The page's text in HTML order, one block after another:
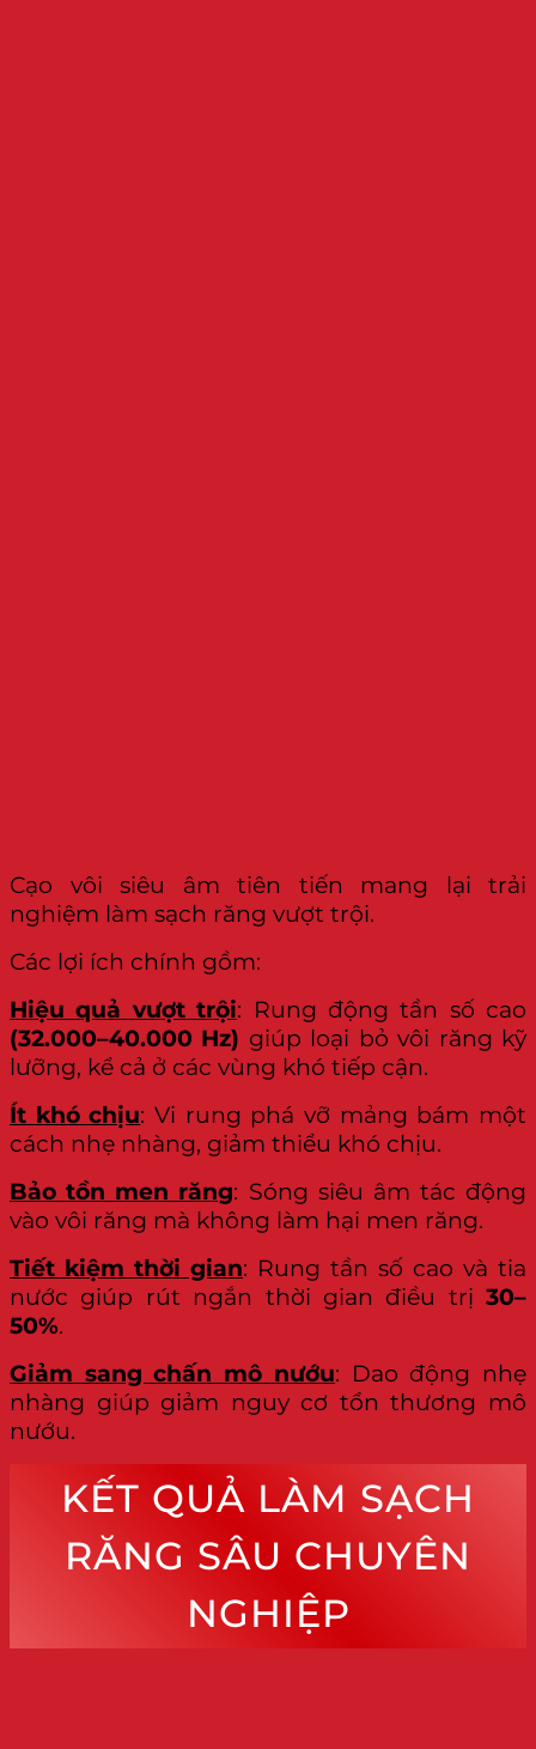
Cạo vôi siêu âm tiên tiến mang lại trải
nghiệm làm sạch răng vượt trội.
Các lợi ích chính gồm:
Hiệu quả vượt trội: Rung động tần số cao
(32.000–40.000 Hz) giúp loại bỏ vôi răng kỹ
lưỡng, kể cả ở các vùng khó tiếp cận.
Ít khó chịu: Vi rung phá vỡ mảng bám một
cách nhẹ nhàng, giảm thiểu khó chịu.
Bảo tồn men răng: Sóng siêu âm tác động
vào vôi răng mà không làm hại men răng.
Tiết kiệm thời gian: Rung tần số cao và tia
nước giúp rút ngắn thời gian điều trị 30–
50%.
Giảm sang chấn mô nướu: Dao động nhẹ
nhàng giúp giảm nguy cơ tổn thương mô
nướu.
KẾT QUẢ LÀM SẠCH
RĂNG SÂU CHUYÊN
NGHIỆP